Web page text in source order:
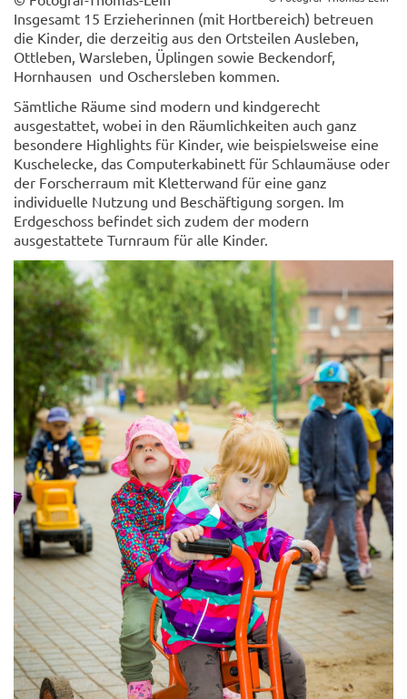
Insgesamt 15 Erzieherinnen (mit Hortbereich) betreuen
die Kinder, die derzeitig aus den Ortsteilen Ausleben,
Ottleben, Warsleben, Üplingen sowie Beckendorf,
Hornhausen und Oschersleben kommen.
Sämtliche Räume sind modern und kindgerecht
ausgestattet, wobei in den Räumlichkeiten auch ganz
besondere Highlights für Kinder, wie beispielsweise eine
Kuschelecke, das Computerkabinett für Schlaumäuse oder
der Forscherraum mit Kletterwand für eine ganz
individuelle Nutzung und Beschäftigung sorgen. Im
Erdgeschoss befindet sich zudem der modern
ausgestattete Turnraum für alle Kinder.